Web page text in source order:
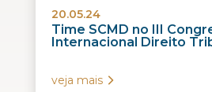
20.05.24
Time SCMD no III
Internacional Direito
veja mais